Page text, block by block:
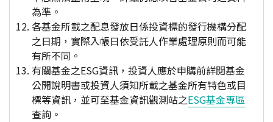
為準。
各基金所載之配息發放日係投資標的發行機構分配
之日期，實際入帳日依受託人作業處理原則而可能
有所不同。
有關基金之ESG資訊，投資人應於申購前詳閱基金
公開說明書或投資人須知所載之基金所有特色或目
標等資訊，並可至基金資訊觀測站之ESG基金專區
查詢。